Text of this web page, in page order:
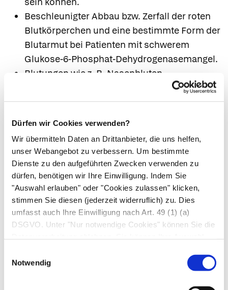
Dürfen wir Cookies verwenden?
Wir übermitteln Daten an Drittanbieter, die uns helfen,
unser Webangebot zu verbessern. Um bestimmte
Dienste zu den aufgeführten Zwecken verwenden zu
dürfen, benötigen wir Ihre Einwilligung. Indem Sie
"Auswahl erlauben" oder "Cookies zulassen" klicken,
stimmen Sie diesen (jederzeit widerruflich) zu. Dies
umfasst auch Ihre Einwilligung nach Art. 49 (1) (a)
DSGVO. Unter "Nur notwendige Cookies" können Sie die
Notwendig
Beschleunigter Abbau bzw. Zerfall der roten
Blutkörperchen und eine bestimmte Form der
Blutarmut bei Patienten mit schwerem
Glukose-6-Phosphat-Dehydrogenasemangel.
Blutungen wie z. B. Nasenbluten,
Zahnfleischbluten, Hautblutungen oder
Blutungen der Harn ableitenden Wege und der
kann über 4 bis 8 Tage nach der Einnahme
anhalten.
Leber- und Gallenerkrankungen
Sehr selten: (kann bis zu 1 von 10000
Behandelten betreffen)
Erhöhungen der Leberwerte.
Erkrankungen der Niere und der Harnwege
Behandelten betreffen)
Nierenfunktionsstörungen und akutes